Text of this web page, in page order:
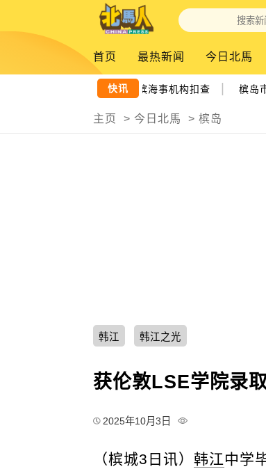
首页 最热新闻 今日北馬
快讯
籍渔民 越界捕鱼 2渔船遭槟海事机构扣查 | 槟岛
主页 >今日北馬 >槟岛
韩江 韩江之光
获伦敦LSE学院录
2025年10月3日
（槟城3日讯）韩江 中学